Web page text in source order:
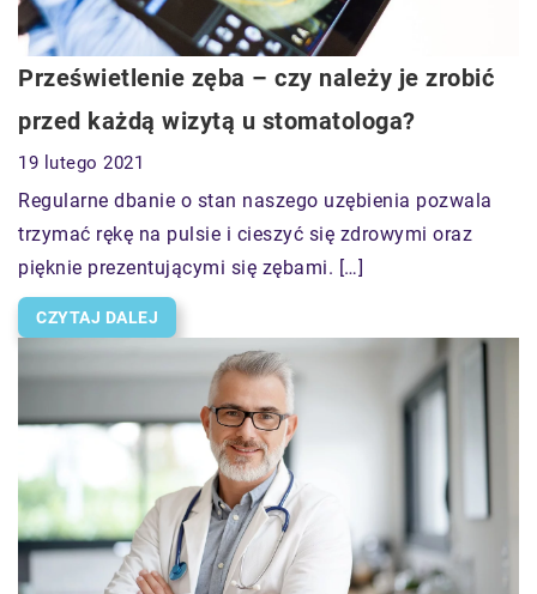
Prześwietlenie zęba – czy należy je zrobić
przed każdą wizytą u stomatologa?
19 lutego 2021
Regularne dbanie o stan naszego uzębienia pozwala
trzymać rękę na pulsie i cieszyć się zdrowymi oraz
pięknie prezentującymi się zębami. […]
CZYTAJ DALEJ